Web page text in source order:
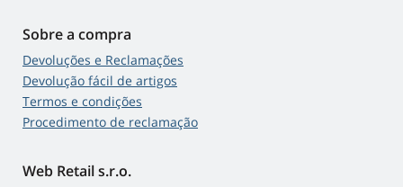
Sobre a compra
Devoluções e Reclamações
Devolução fácil de artigos
Termos e condições
Procedimento de reclamação
Web Retail s.r.o.